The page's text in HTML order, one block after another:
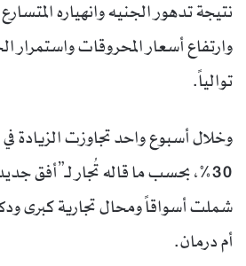
نتيجة تدهور الجنيه وانهياره
وارتفاع أسعار المحروقات واستمرار
توالياً.
وخلال أسبوع واحد تجاوزت الزيادة
30%، بحسب ما قاله تُجار لـ”أفق
شملت أسواقاً ومحال تجارية كبرى
أم درمان.